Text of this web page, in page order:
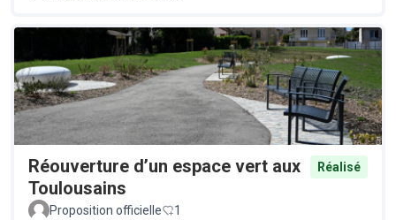
Réouverture d’un espace vert aux
Toulousains
Réalisé
Proposition officielle 1